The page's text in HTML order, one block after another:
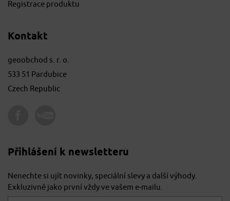
Registrace produktu
Kontakt
geoobchod s. r. o.
533 51 Pardubice
Czech Republic
Přihlášení k newsletteru
Nenechte si ujít novinky, speciální slevy a další výhody.
Exkluzivně jako první vždy ve vašem e-mailu.